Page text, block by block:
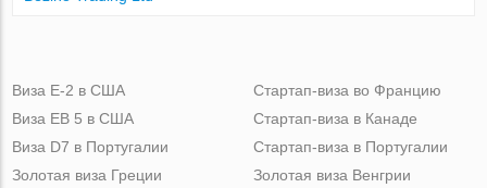
Виза Е-2 в США
Виза ЕВ 5 в США
Виза D7 в Португалии
Золотая виза Греции
Стартап-виза во Францию
Стартап-виза в Канаде
Стартап-виза в Португалии
Золотая виза Венгрии